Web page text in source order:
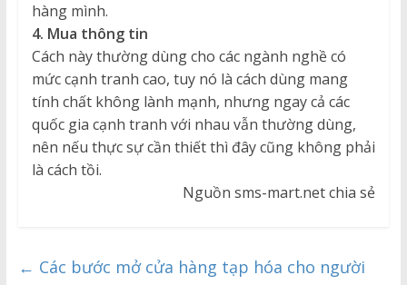
hàng mình.
4. Mua thông tin
Cách này thường dùng cho các ngành nghề có
mức cạnh tranh cao, tuy nó là cách dùng mang
tính chất không lành mạnh, nhưng ngay cả các
quốc gia cạnh tranh với nhau vẫn thường dùng,
nên nếu thực sự cần thiết thì đây cũng không phải
là cách tồi.
Nguồn sms-mart.net chia sẻ
← Các bước mở cửa hàng tạp hóa cho người